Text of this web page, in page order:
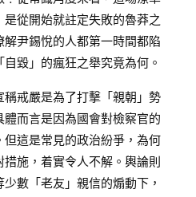
從開始就註定失敗的魯莽之
尹錫悅的人都第一時間都陷
毀」的瘋狂之舉究竟為何。
戒嚴是為了打擊「親朝」勢
而言是因為國會對檢察官的
這是常見的政治紛爭，為何
施，着實令人不解。輿論則
數「老友」親信的煽動下，